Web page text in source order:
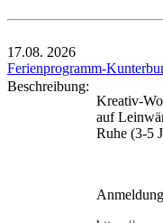
17.08. 2026
Ferienprogramm-
Beschreibung:
Kreativ-
auf
Ruhe (3-5